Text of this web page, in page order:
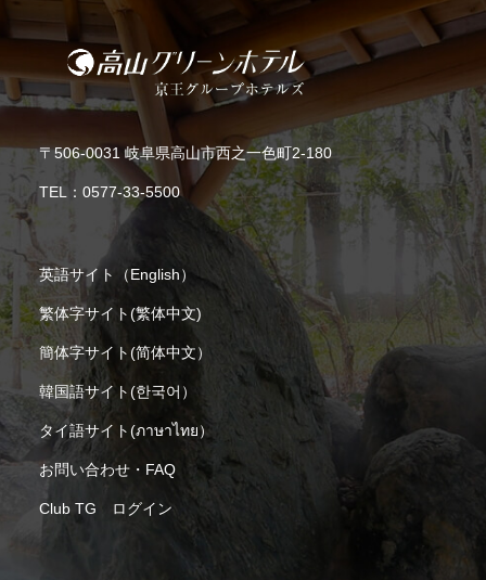
〒506-0031 岐阜県高山市西之一色町2-180
TEL： 0577-33-5500
英語サイト（English）
繁体字サイト(繁体中文)
簡体字サイト(简体中文）
韓国語サイト(한국어）
タイ語サイト(ภาษาไทย）
お問い合わせ・FAQ
Club TG ログイン